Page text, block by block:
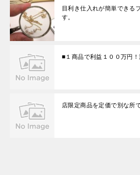
目利き仕入れが簡単できる
す。
■１商品で利益１００万円
店限定商品を定価で別な所